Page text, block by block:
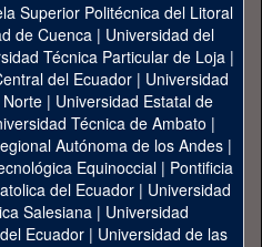
Superior Politécnica del Litoral
de Cuenca| Universidad del
Técnica Particular de Loja|
del Ecuador| Universidad
| Universidad Estatal de
Técnica de Ambato |
Autónoma de los Andes|
Equinoccial| Pontificia
del Ecuador | Universidad
Salesiana | Universidad
Ecuador | Universidad de las